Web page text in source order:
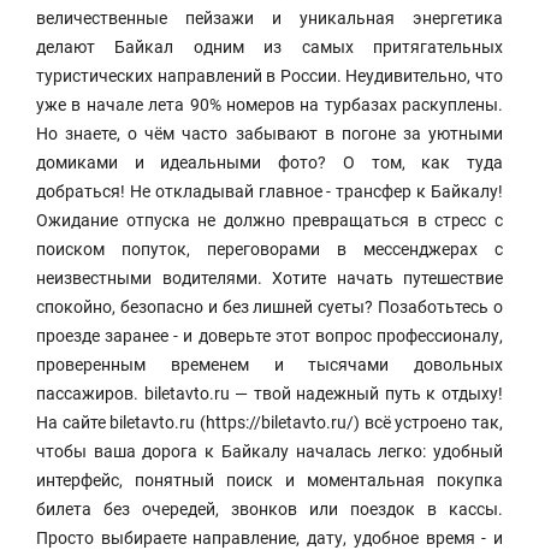
величественные пейзажи и уникальная энергетика
делают Байкал одним из самых притягательных
туристических направлений в России. Неудивительно, что
уже в начале лета 90% номеров на турбазах раскуплены.
Но знаете, о чём часто забывают в погоне за уютными
домиками и идеальными фото? О том, как туда
добраться! Не откладывай главное - трансфер к Байкалу!
Ожидание отпуска не должно превращаться в стресс с
поиском попуток, переговорами в мессенджерах с
неизвестными водителями. Хотите начать путешествие
спокойно, безопасно и без лишней суеты? Позаботьтесь о
проезде заранее - и доверьте этот вопрос профессионалу,
проверенным временем и тысячами довольных
пассажиров. biletavto.ru — твой надежный путь к отдыху!
На сайте biletavto.ru (https://biletavto.ru/) всё устроено так,
чтобы ваша дорога к Байкалу началась легко: удобный
интерфейс, понятный поиск и моментальная покупка
билета без очередей, звонков или поездок в кассы.
Просто выбираете направление, дату, удобное время - и